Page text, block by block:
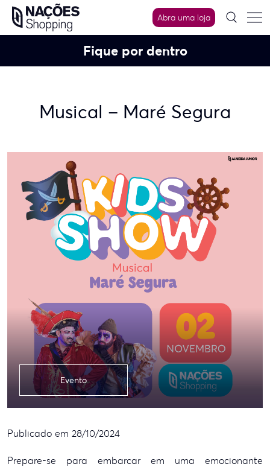
Skip
content
Abra uma loja
Fique por dentro
Musical – Maré Segura
Evento
Publicado em 28/10/2024
Prepare-se para embarcar em uma emocionante